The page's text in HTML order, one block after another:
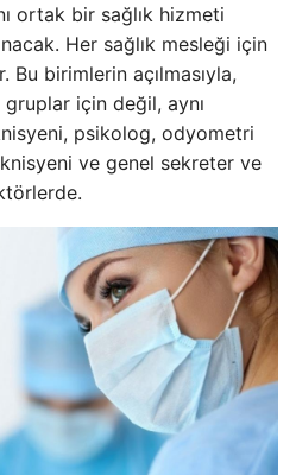
ortak bir sağlık hizmeti
Her sağlık mesleği için
Bu birimlerin açılmasıyla,
için değil, aynı
psikolog, odyometri
ve genel sekreter ve